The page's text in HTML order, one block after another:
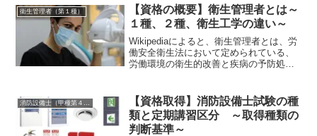
験や電気工事士の試験でも良く出題され
る「接地」について「電気...
衛生管理者（第１種）
【資格の概要】衛生管理者とは～
１種、２種、衛生工学の違い～
Wikipediaによると、衛生管理者とは、労
働安全衛生法において定められている、
労働環境の衛生的改善と疾病の予防処置
す。一定規模以上の事業場については、
衛生管理者免許...
【資格取得】消防設備士試験の種
類と定期講習区分 ～取得種類の
判断基準～